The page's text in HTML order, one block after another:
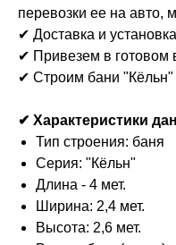
перевозки ее на авто,
✔ Доставка и
✔ Привезем в готовом
✔ Строим бани "Кёльн"
✔ Характеристики
Тип строения: баня
Серия: "Кёльн"
Длина - 4 мет.
Ширина: 2,4 мет.
Высота: 2,6 мет.